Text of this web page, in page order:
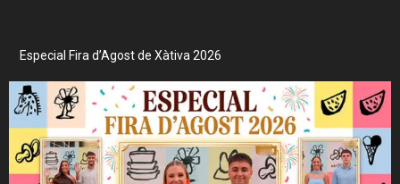
Especial Fira d’Agost de Xàtiva 2026